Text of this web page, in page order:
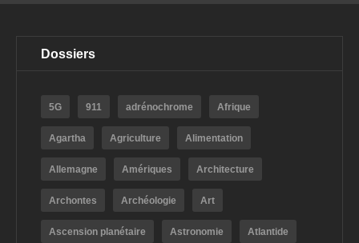
Dossiers
5G 911 adrénochrome Afrique
Agartha Agriculture Alimentation
Allemagne Amériques Architecture
Archontes Archéologie Art
Ascension planétaire Astronomie Atlantide